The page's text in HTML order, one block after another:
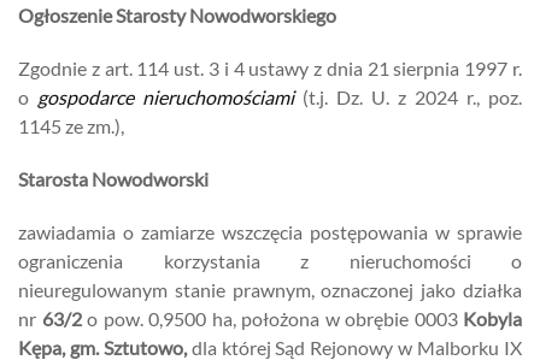
Ogłoszenie Starosty Nowodworskiego
Zgodnie z art. 114 ust. 3 i 4 ustawy z dnia 21 sierpnia 1997 r.
o gospodarce nieruchomościami(t.j. Dz. U. z 2024 r., poz.
1145 ze zm.),
Starosta Nowodworski
zawiadamia o zamiarze wszczęcia postępowania w sprawie
ograniczenia korzystania z nieruchomości o
nieuregulowanym stanie prawnym, oznaczonej jako działka
nr 63/2o pow. 0,9500 ha, położona w obrębie 0003 Kobyla
Kępa, gm. Sztutowo,dla której Sąd Rejonowy w Malborku IX